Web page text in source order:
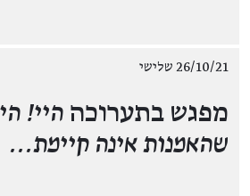
26/10/21 שלישי
מפגש בתערוכה היי!
שהאמנות אינה קיימת...